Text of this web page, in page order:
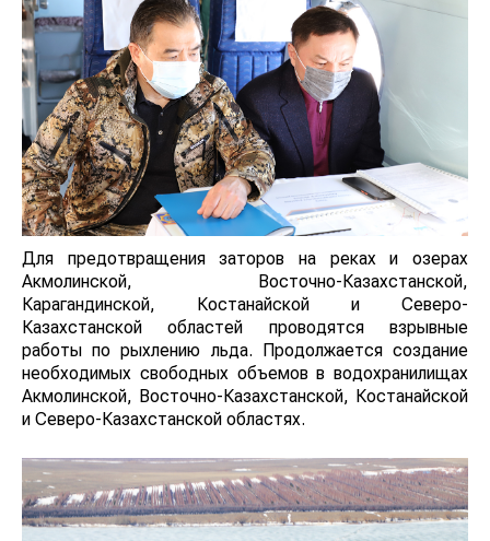
Для предотвращения заторов на реках и озерах
Акмолинской, Восточно-Казахстанской,
Карагандинской, Костанайской и Северо-
Казахстанской областей проводятся взрывные
работы по рыхлению льда. Продолжается создание
необходимых свободных объемов в водохранилищах
Акмолинской, Восточно-Казахстанской, Костанайской
и Северо-Казахстанской областях.